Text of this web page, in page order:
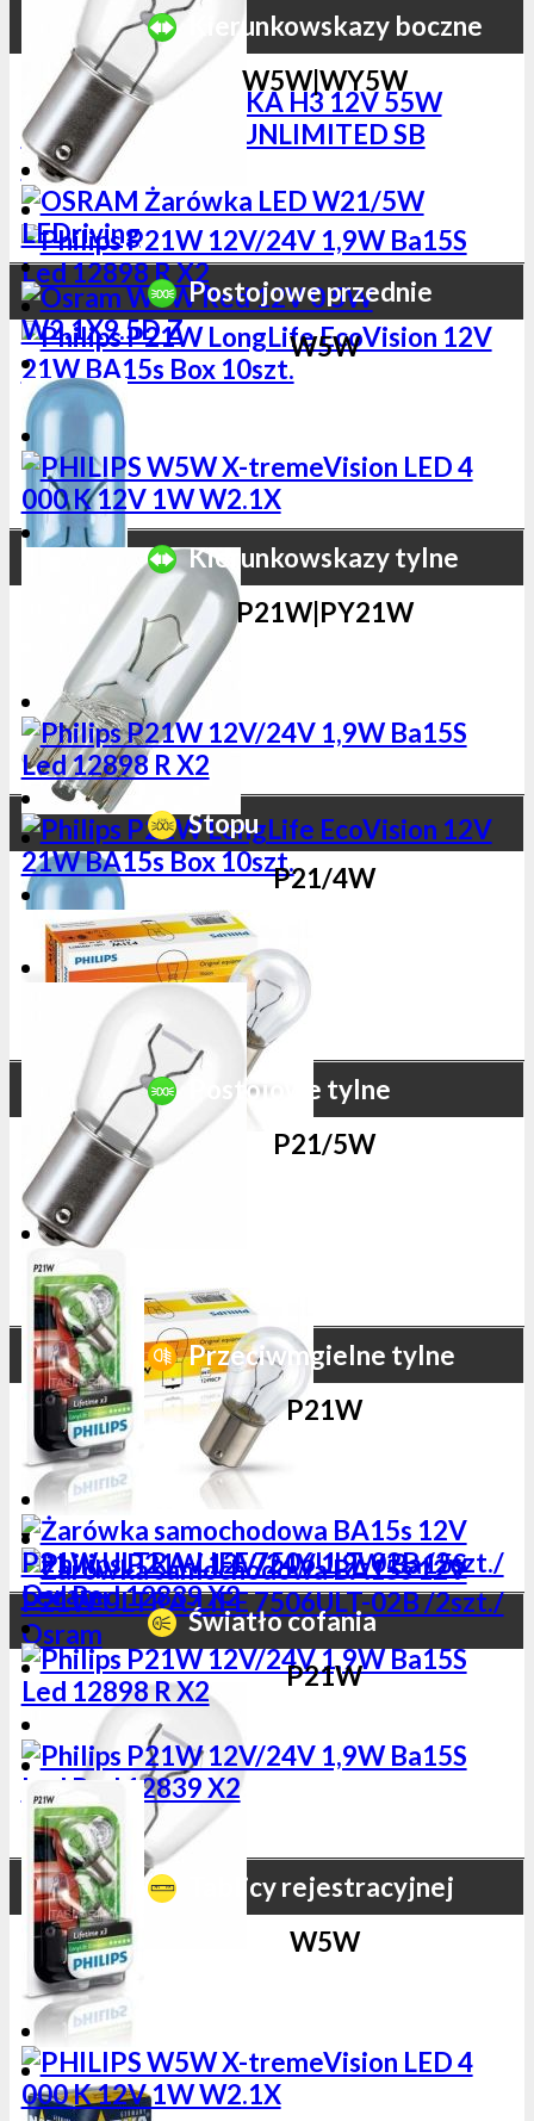
Kierunkowskazy boczne
W5W|WY5W
Postojowe przednie
W5W
Kierunkowskazy tylne
P21W|PY21W
Stopu
P21/4W
Postojowe tylne
P21/5W
Przeciwmgielne tylne
P21W
Światło cofania
P21W
Tablicy rejestracyjnej
W5W